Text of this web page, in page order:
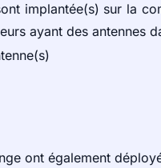
implantée(s) sur la
ayant des antennes
ont également